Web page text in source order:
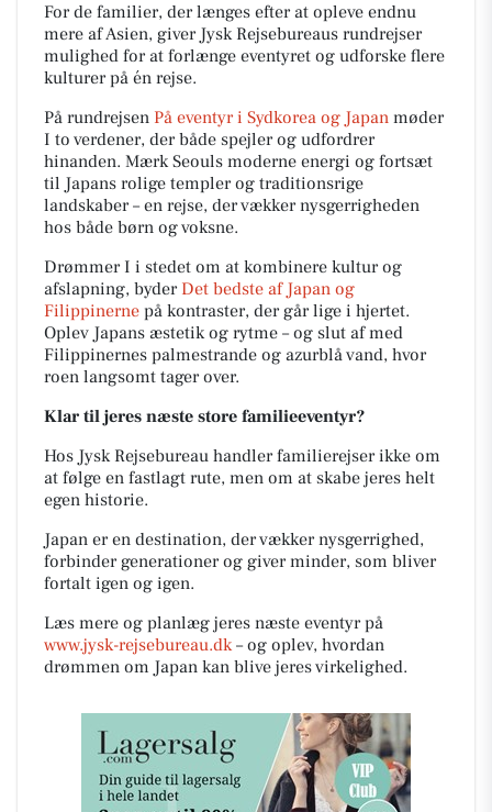
For de familier, der længes efter at opleve endnu
mere af Asien, giver Jysk Rejsebureaus rundrejser
mulighed for at forlænge eventyret og udforske flere
kulturer på én rejse.
På rundrejsen På eventyr i Sydkorea og Japan møder
I to verdener, der både spejler og udfordrer
hinanden. Mærk Seouls moderne energi og fortsæt
til Japans rolige templer og traditionsrige
landskaber – en rejse, der vækker nysgerrigheden
hos både børn og voksne.
Drømmer I i stedet om at kombinere kultur og
afslapning, byder Det bedste af Japan og
Filippinerne på kontraster, der går lige i hjertet.
Oplev Japans æstetik og rytme – og slut af med
Filippinernes palmestrande og azurblå vand, hvor
roen langsomt tager over.
Klar til jeres næste store familieeventyr?
Hos Jysk Rejsebureau handler familierejser ikke om
at følge en fastlagt rute, men om at skabe jeres helt
egen historie.
Japan er en destination, der vækker nysgerrighed,
forbinder generationer og giver minder, som bliver
fortalt igen og igen.
Læs mere og planlæg jeres næste eventyr på
www.jysk-rejsebureau.dk– og oplev, hvordan
drømmen om Japan kan blive jeres virkelighed.